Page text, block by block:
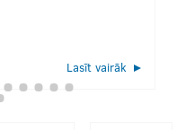
Lasīt vairāk